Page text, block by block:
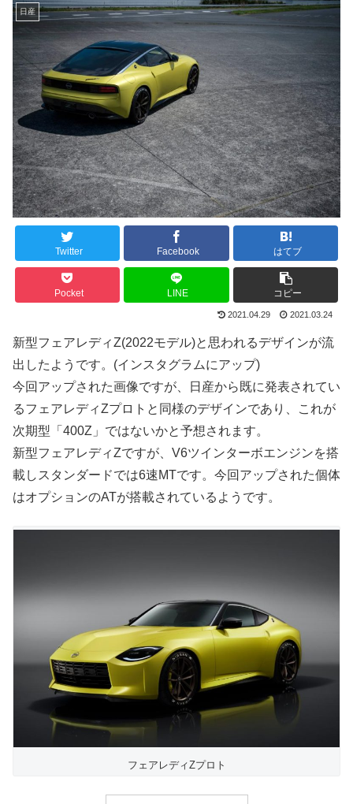
日産
Twitter Facebook はてブ
Pocket LINE コピー
2021.04.29 2021.03.24
新型フェアレディZ(2022モデル)と思われるデザインが流
出したようです。(インスタグラムにアップ)
今回アップされた画像ですが、日産から既に発表されてい
るフェアレディZプロトと同様のデザインであり、これが
次期型「400Z」ではないかと予想されます。
新型フェアレディZですが、V6ツインターボエンジンを搭
載しスタンダードでは6速MTです。今回アップされた個体
はオプションのATが搭載されているようです。
フェアレディZプロト